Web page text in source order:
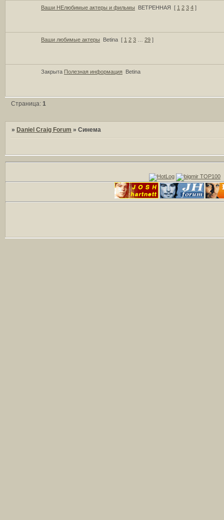
Ваши НЕлюбимые актеры и фильмы ВЕТРЕННАЯ [ 1 2 3 4 ]
Ваши любимые актеры Betina [ 1 2 3 29 ]
Закрыта Полезная информация Betina
Страница: 1
» Daniel Craig Forum »Синема